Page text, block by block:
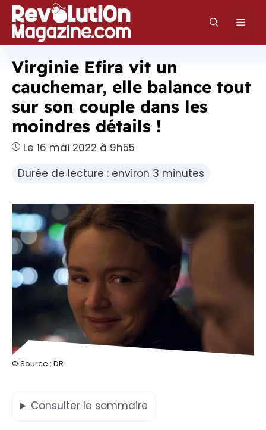
Aller
au
contenu
Virginie Efira vit un
cauchemar, elle balance tout
sur son couple dans les
moindres détails !
Le 16 mai 2022 à 9h55
Durée de lecture : environ 3 minutes
© Source : DR
Consulter le sommaire